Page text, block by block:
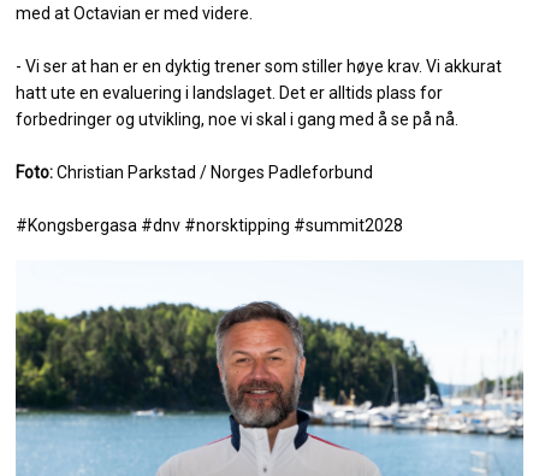
med at Octavian er med videre.
- Vi ser at han er en dyktig trener som stiller høye krav. Vi akkurat
hatt ute en evaluering i landslaget. Det er alltids plass for
forbedringer og utvikling, noe vi skal i gang med å se på nå.
Foto:Christian Parkstad / Norges Padleforbund
#Kongsbergasa #dnv #norsktipping #summit2028